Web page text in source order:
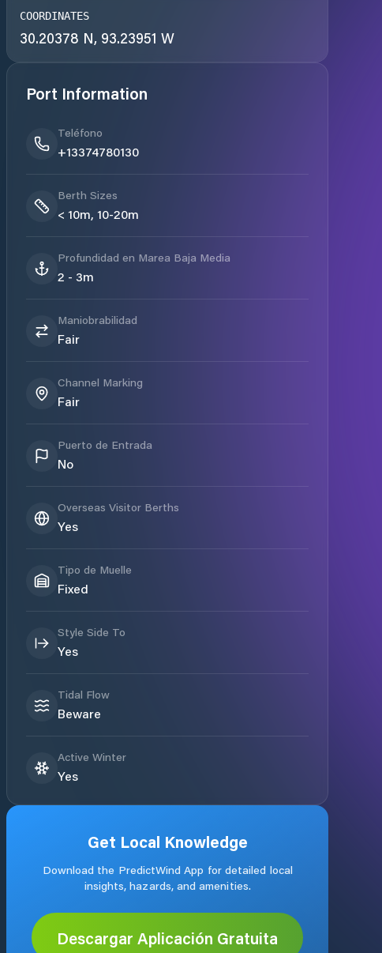
COORDINATES
30.20378 N, 93.23951 W
Port Information
Teléfono
+13374780130
Berth Sizes
< 10m, 10-20m
Profundidad en Marea Baja Media
2 - 3m
Maniobrabilidad
Fair
Channel Marking
Fair
Puerto de Entrada
No
Overseas Visitor Berths
Yes
Tipo de Muelle
Fixed
Style Side To
Yes
Tidal Flow
Beware
Active Winter
Yes
Get Local Knowledge
Download the PredictWind App for detailed local
insights, hazards, and amenities.
Descargar Aplicación Gratuita